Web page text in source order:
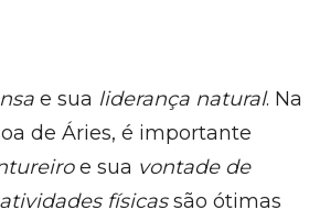
e sua liderança natural. Na
de Áries, é importante
e sua vontade de
físicassão ótimas